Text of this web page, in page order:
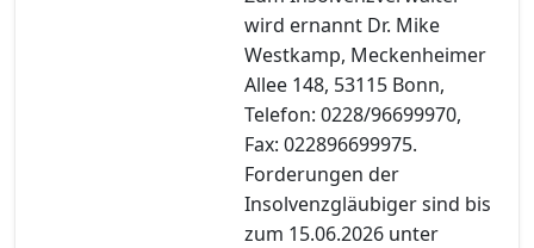
wird ernannt Dr. Mike
Westkamp, Meckenheimer
Allee 148, 53115 Bonn,
Telefon: 0228/96699970,
Fax: 022896699975.
Forderungen der
Insolvenzgläubiger sind bis
zum 15.06.2026 unter